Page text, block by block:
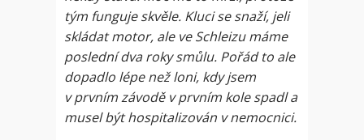
tým funguje skvěle. Kluci se snaží, jeli
skládat motor, ale ve Schleizu máme
poslední dva roky smůlu. Pořád to ale
dopadlo lépe než loni, kdy jsem
v prvním závodě v prvním kole spadl a
musel být hospitalizován v nemocnici.